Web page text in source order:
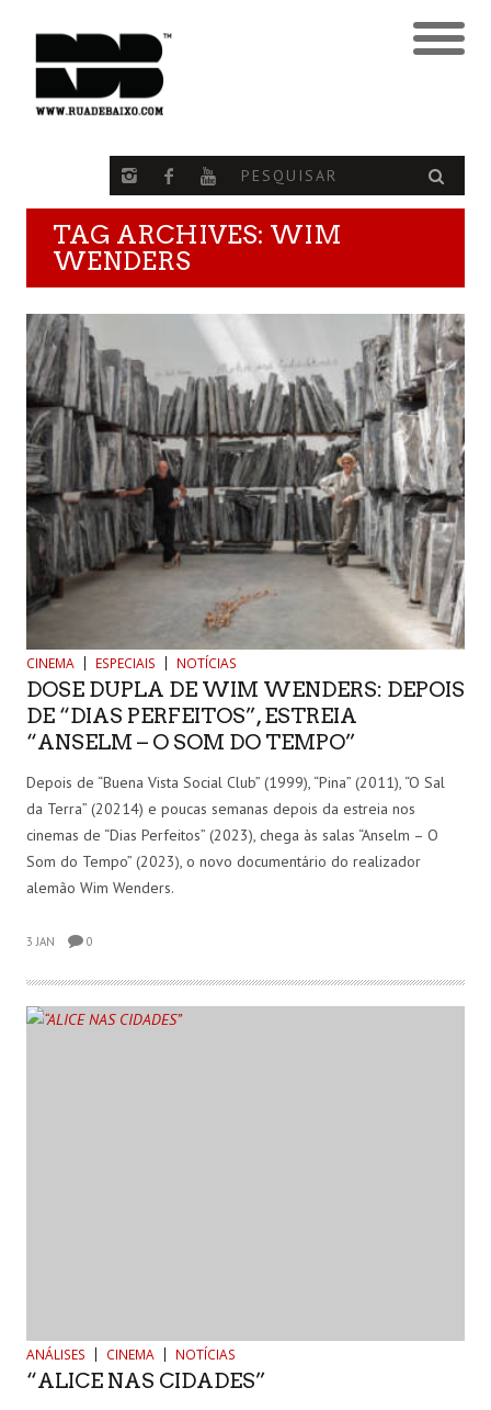
TAG ARCHIVES: WIM
WENDERS
CINEMA ESPECIAIS NOTÍCIAS
DOSE DUPLA DE WIM WENDERS: DEPOIS
DE “DIAS PERFEITOS”, ESTREIA
“ANSELM – O SOM DO TEMPO”
Depois de “Buena Vista Social Club” (1999), “Pina” (2011), “O Sal
da Terra” (20214) e poucas semanas depois da estreia nos
cinemas de “Dias Perfeitos” (2023), chega às salas “Anselm – O
Som do Tempo” (2023), o novo documentário do realizador
alemão Wim Wenders.
3 JAN 0
ANÁLISES CINEMA NOTÍCIAS
“ALICE NAS CIDADES”